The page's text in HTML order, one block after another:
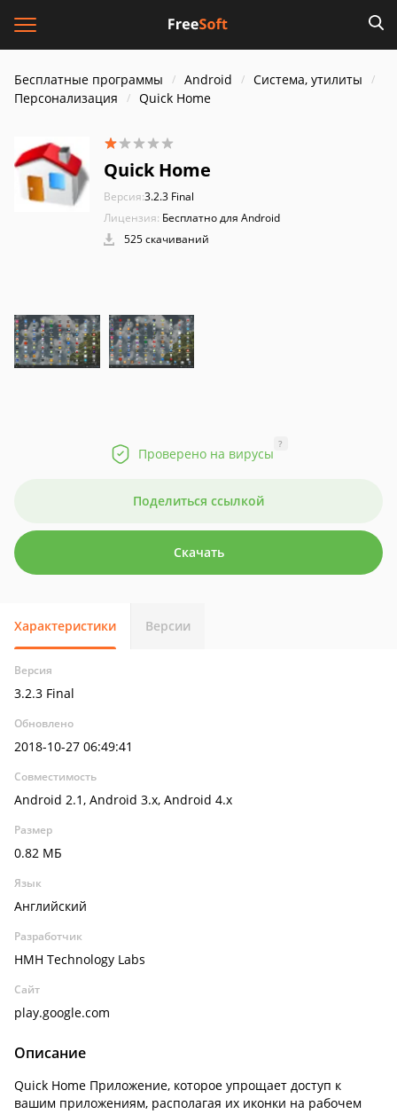
Бесплатные программы Android
Система, утилиты
Персонализация
Quick Home
Quick Home
Версия:3.2.3 Final
Лицензия: Бесплатно для Android
525 скачиваний
Проверено на вирусы
?
Поделиться ссылкой
Скачать
Характеристики Версии
Версия
3.2.3 Final
Обновлено
2018-10-27 06:49:41
Совместимость
Android 2.1, Android 3.x, Android 4.x
Размер
0.82 МБ
Язык
Английский
Разработчик
HMH Technology Labs
Сайт
play.google.com
Описание
Quick Home Приложение, которое упрощает доступ к
вашим приложениям, располагая их иконки на рабочем